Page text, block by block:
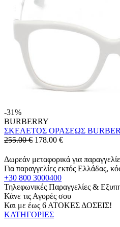
-31%
BURBERRY
ΣΚΕΛΕΤΟΣ ΟΡΑΣΕΩΣ
255.00 € 178.00 €
Δωρεάν μεταφορικά για
Για παραγγελίες εκτός Ελλάδας,
+30 800 3000400
Τηλεφωνικές Παραγγελίες &
Κάνε τις Αγορές σου
Και με έως 6 ΑΤΟΚΕΣ ΔΟΣΕΙΣ!
ΚΑΤΗΓΟΡΙΕΣ